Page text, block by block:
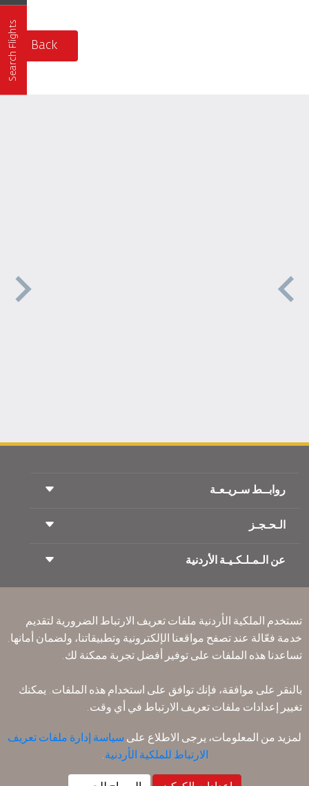
Back
Search Flights
روابــط سـريـعـة
شروط السفر
السفر أثناء الحمل
ذوي الاحتياجات الخاصة
Accessibility Plan and Feedback Process
الـحـجـز
حجز القطار
تكرم
الإقامه لمسافري الترانزيت
عن الـمـلـكـيـة الأردنية
انضم لعائلتنا
الأخبار
سـيـا سة الخصوصية
مكاتبنا حول العالم
شروط وأحكام العقد
سياسة ملفات تعريف الارتباط
سياسة خرق البيانات الشخصية
سياسة الاسترداد
تستخدم الملكية الأردنية ملفات تعريف الارتباط الضرورية لتقديم
خدمة فعّالة عند تصفح مواقعنا الإلكترونية وتطبيقاتنا، ولضمان أمانها.
تساعدنا هذه الملفات على توفير أفضل تجربة ممكنة لك.
بالنقر على موافقة، فإنك توافق على استخدام هذه الملفات. يمكنك
تغيير إعدادات ملفات تعريف الارتباط في أي وقت.
لمزيد من المعلومات، يرجى الاطلاع على سياسة إدارة ملفات تعريف
الارتباط للملكية الأردنية.